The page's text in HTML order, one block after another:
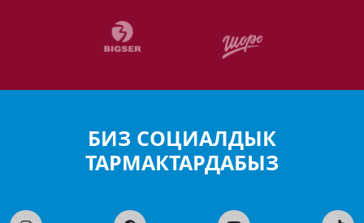
БИЗ СОЦИАЛДЫК
ТАРМАКТАРДАБЫЗ